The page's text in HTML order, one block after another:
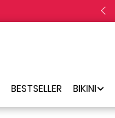
BESTSELLER BIKINI